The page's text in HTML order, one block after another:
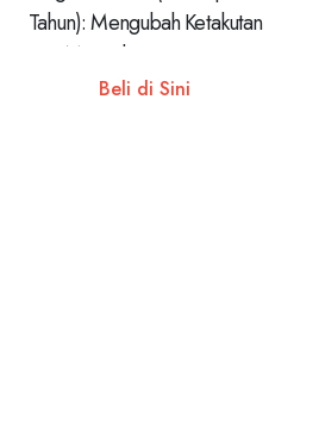
Tahun): Mengubah Ketakutan
Menjadi Optimisme
Beli di Sini